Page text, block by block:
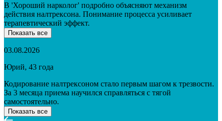
В 'Хороший нарколог' подробно объясняют механизм
действия налтрексона. Понимание процесса усиливает
терапевтический эффект.
Показать все
03.08.2026
Юрий, 43 года
Кодирование налтрексоном стало первым шагом к трезвости.
За 3 месяца приема научился справляться с тягой
самостоятельно.
Показать все